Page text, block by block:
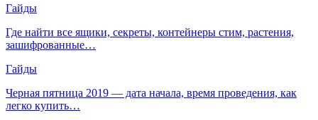
Гайды
Где найти все ящики, секреты, контейнеры стим, растения,
зашифрованные…
Гайды
Черная пятница 2019 — дата начала, время проведения, как
легко купить…